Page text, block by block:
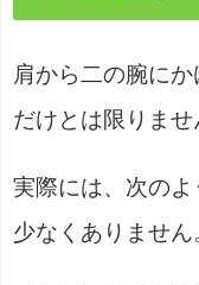
肩から二の腕に
だけとは限りませ
実際には、次の
少なくありません